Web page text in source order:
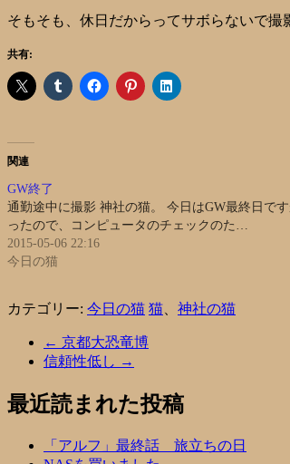
そもそも、休日だからってサボらないで撮
共有:
関連
GW終了
通勤途中に撮影 神社の猫。 今日はGW最終日で
ったので、コンピュータのチェックのた…
2015-05-06 22:16
今日の猫
カテゴリー: 今日の猫 猫 神社の猫
← 京都大恐竜博
信頼性低し →
最近読まれた投稿
「アルフ」最終話 旅立ちの日